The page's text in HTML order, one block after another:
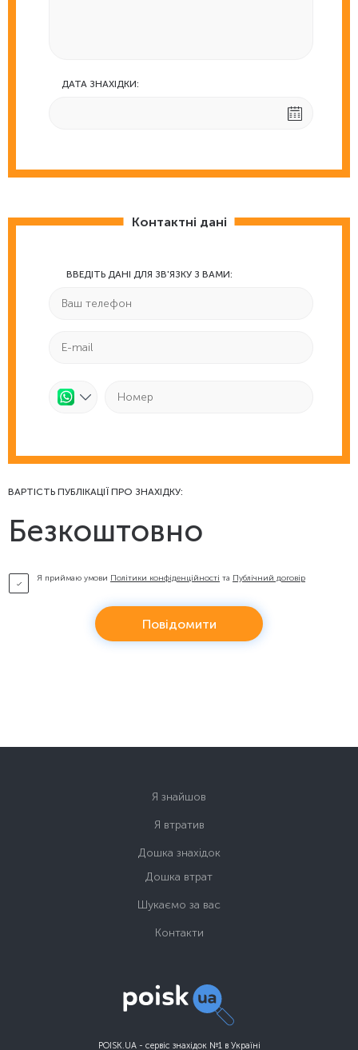
ДАТА ЗНАХІДКИ:
Контактні дані
ВВЕДІТЬ ДАНІ ДЛЯ ЗВ'ЯЗКУ З ВАМИ:
ВАРТІСТЬ ПУБЛІКАЦІЇ ПРО ЗНАХІДКУ:
Безкоштовно
Я приймаю умови Політики конфіденційності та Публічний договір
Повідомити
POISK.UA - сервіс знахідок №1 в Україні
Я знайшов
Я втратив
Дошка знахідок
Дошка втрат
Шукаємо за вас
Контакти